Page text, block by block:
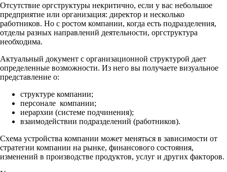
Отсутствие оргструктуры некритично, если у вас небольшое
предприятие или организация: директор и несколько
работников. Но с ростом компании, когда есть подразделения,
отделы разных направлений деятельности, оргструктура
необходима.
Актуальный документ с организационной структурой дает
определенные возможности. Из него вы получаете визуальное
представление о:
структуре компании;
персонале компании;
иерархии (системе подчинения);
взаимодействии подразделений (работников).
Схема устройства компании может меняться в зависимости от
стратегии компании на рынке, финансового состояния,
изменений в производстве продуктов, услуг и других факторов.